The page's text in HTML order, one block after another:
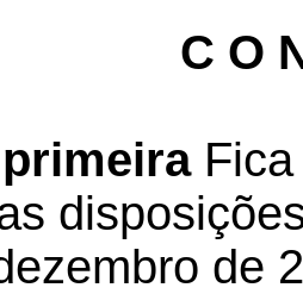
C O
de